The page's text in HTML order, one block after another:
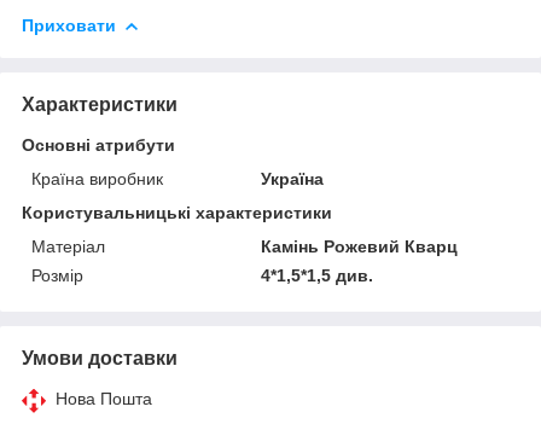
Приховати
Характеристики
Основні атрибути
Країна виробник
Україна
Користувальницькі характеристики
Матеріал
Камінь Рожевий Кварц
Розмір
4*1,5*1,5 див.
Умови доставки
Нова Пошта